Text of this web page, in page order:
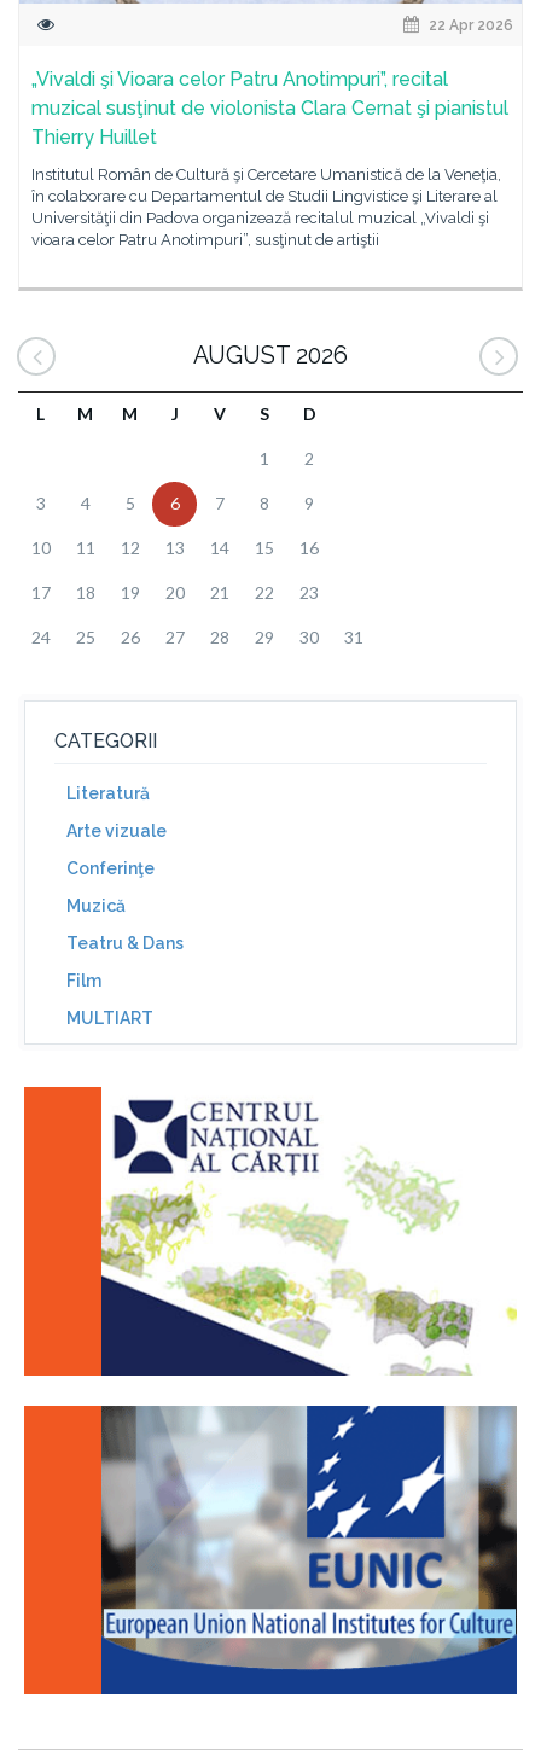
22 Apr 2026
„Vivaldi şi Vioara celor Patru Anotimpuri”, recital
muzical susţinut de violonista Clara Cernat şi pianistul
Thierry Huillet
Institutul Român de Cultură şi Cercetare Umanistică de la Veneţia,
în colaborare cu Departamentul de Studii Lingvistice şi Literare al
Universităţii din Padova organizează recitalul muzical „Vivaldi şi
vioara celor Patru Anotimpuri”, susţinut de artiştii
AUGUST 2026
L M M J V S D
1 2
3 4 5 6 7 8 9
10 11 12 13 14 15 16
17 18 19 20 21 22 23
24 25 26 27 28 29 30 31
CATEGORII
Literatură
Arte vizuale
Conferinţe
Muzică
Teatru & Dans
Film
MULTIART